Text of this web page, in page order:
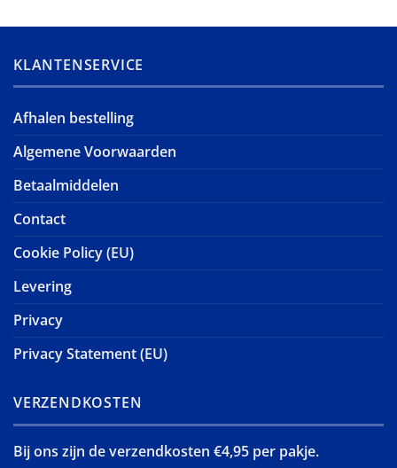
KLANTENSERVICE
Afhalen bestelling
Algemene Voorwaarden
Betaalmiddelen
Contact
Cookie Policy (EU)
Levering
Privacy
Privacy Statement (EU)
VERZENDKOSTEN
Bij ons zijn de verzendkosten €4,95 per pakje.